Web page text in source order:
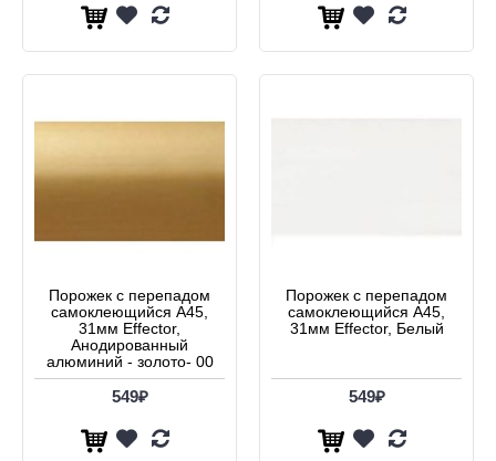
Порожек с перепадом
самоклеющийся А45,
31мм Effector,
Анодированный
алюминий - золото- 00
549₽
Порожек с перепадом
самоклеющийся А45,
31мм Effector, Белый
549₽